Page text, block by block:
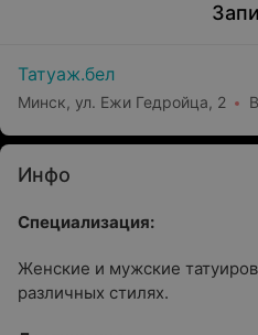
Татуаж.бел
Минск, ул. Ежи Гедройца, 2
Инфо
Специализация:
Женские и мужские
различных стилях.